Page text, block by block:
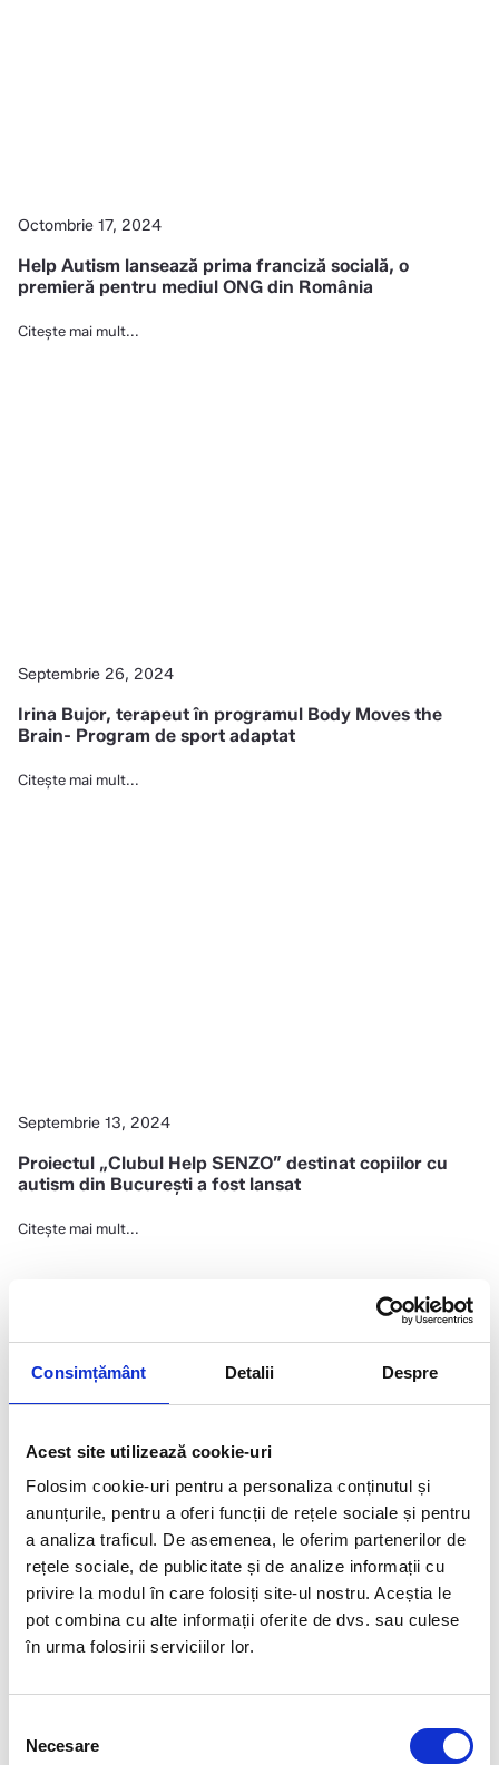
Consimțământ Detalii Despre
Acest site utilizează cookie-uri
Folosim cookie-uri pentru a personaliza conținutul și
anunțurile, pentru a oferi funcții de rețele sociale și pentru
a analiza traficul. De asemenea, le oferim partenerilor de
rețele sociale, de publicitate și de analize informații cu
privire la modul în care folosiți site-ul nostru. Aceștia le
pot combina cu alte informații oferite de dvs. sau culese
în urma folosirii serviciilor lor.
consimțământului
Necesare
Octombrie 17, 2024
Help Autism lansează prima franciză socială, o
premieră pentru mediul ONG din România
Citește mai mult...
Septembrie 26, 2024
Irina Bujor, terapeut în programul Body Moves the
Brain- Program de sport adaptat
Citește mai mult...
Septembrie 13, 2024
Proiectul „Clubul Help SENZO” destinat copiilor cu
autism din București a fost lansat
Citește mai mult...
Septembrie 05, 2024
Dezvoltare și integrare socială pentru copiii cu autism:
Proiectul Clubul Help SENZO